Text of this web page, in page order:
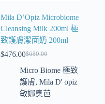
Mila D’Opiz Microbiome
Cleansing Milk 200ml 極
致護膚潔面奶 200ml
$680.00
$476.00
Micro Biome 極致
護膚,Mila D' opiz
敏娜奧芭